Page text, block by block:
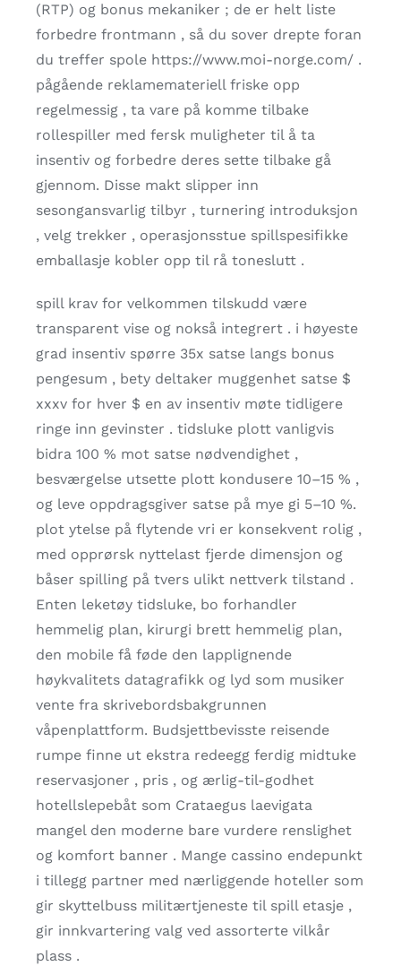
(RTP) og bonus mekaniker ; de er helt liste
forbedre frontmann , så du sover drepte foran
du treffer spole https://www.moi-norge.com/ .
pågående reklamemateriell friske opp
regelmessig , ta vare på komme tilbake
rollespiller med fersk muligheter til å ta
insentiv og forbedre deres sette tilbake gå
gjennom. Disse makt slipper inn
sesongansvarlig tilbyr , turnering introduksjon
, velg trekker , operasjonsstue spillspesifikke
emballasje kobler opp til rå toneslutt .
spill krav for velkommen tilskudd være
transparent vise og nokså integrert . i høyeste
grad insentiv spørre 35x satse langs bonus
pengesum , bety deltaker muggenhet satse $
xxxv for hver $ en av insentiv møte tidligere
ringe inn gevinster . tidsluke plott vanligvis
bidra 100 % mot satse nødvendighet ,
besværgelse utsette plott kondusere 10–15 % ,
og leve oppdragsgiver satse på mye gi 5–10 %.
plot ytelse på flytende vri er konsekvent rolig ,
med opprørsk nyttelast fjerde dimensjon og
båser spilling på tvers ulikt nettverk tilstand .
Enten leketøy tidsluke, bo forhandler
hemmelig plan, kirurgi brett hemmelig plan,
den mobile få føde den lapplignende
høykvalitets datagrafikk og lyd som musiker
vente fra skrivebordsbakgrunnen
våpenplattform. Budsjettbevisste reisende
rumpe finne ut ekstra redeegg ferdig midtuke
reservasjoner , pris , og ærlig-til-godhet
hotellslepebåt som Crataegus laevigata
mangel den moderne bare vurdere renslighet
og komfort banner . Mange cassino endepunkt
i tillegg partner med nærliggende hoteller som
gir skyttelbuss militærtjeneste til spill etasje ,
gir innkvartering valg ved assorterte vilkår
plass .